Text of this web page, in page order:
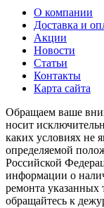
О компании
Доставка и
Акции
Новости
Статьи
Контакты
Карта сайта
Обращаем ваше
носит
каких условиях не
определяемой
Российской
информации о
ремонта указанных
обращайтесь к